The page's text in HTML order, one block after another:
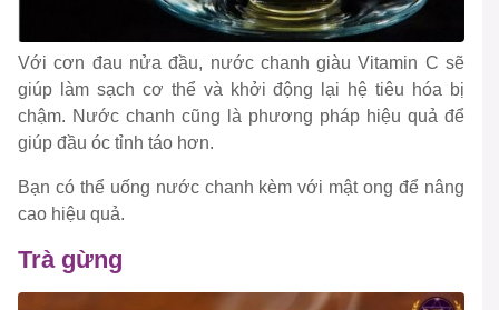
Với cơn đau nửa đầu, nước chanh giàu Vitamin C sẽ
giúp làm sạch cơ thể và khởi động lại hệ tiêu hóa bị
chậm. Nước chanh cũng là phương pháp hiệu quả để
giúp đầu óc tỉnh táo hơn.
Bạn có thể uống nước chanh kèm với mật ong để nâng
cao hiệu quả.
Trà gừng